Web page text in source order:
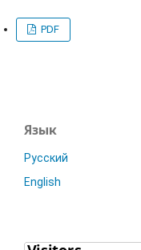
PDF
Язык
Русский
English